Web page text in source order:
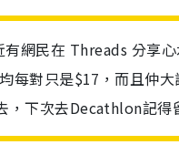
網民在 Threads 分享
每對只是$17，而且仲
下次去Decathlon記得